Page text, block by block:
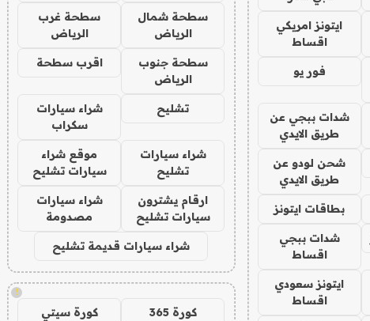
ايتونز امريكي
اقساط
فور يو
شدات ببجي عن
طريق الايدي
شحن لودو عن
طريق الايدي
بطاقات ايتونز
شدات ببجي
اقساط
ايتونز سعودي
اقساط
سطحة شمال
الرياض
سطحة غرب
الرياض
سطحة جنوب
الرياض
اقرب سطحة
تشليح
شراء سيارات
سكراب
شراء سيارات
تشليح
موقع شراء
سيارات تشليح
ارقام يشترون
سيارات تشليح
شراء سيارات
مصدومة
شراء سيارات قديمة تشليح
!
كورة 365 كورة سيتي